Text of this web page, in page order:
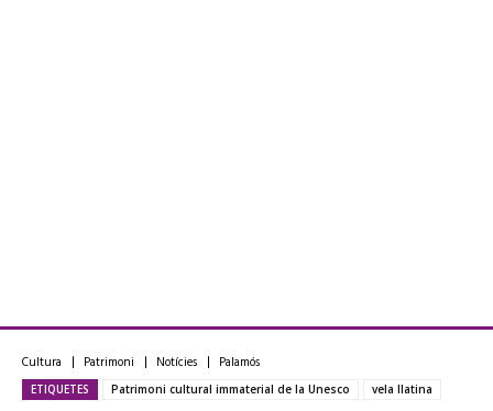
Cultura Patrimoni Notícies Palamós
ETIQUETES Patrimoni cultural immaterial de la Unesco vela llatina